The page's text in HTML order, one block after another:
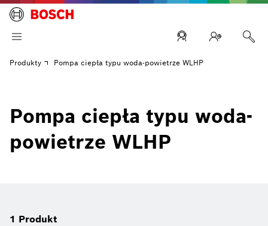
Produkty Pompa ciepła typu woda-powietrze WLHP
Pompa ciepła typu woda-
powietrze WLHP
1 Produkt